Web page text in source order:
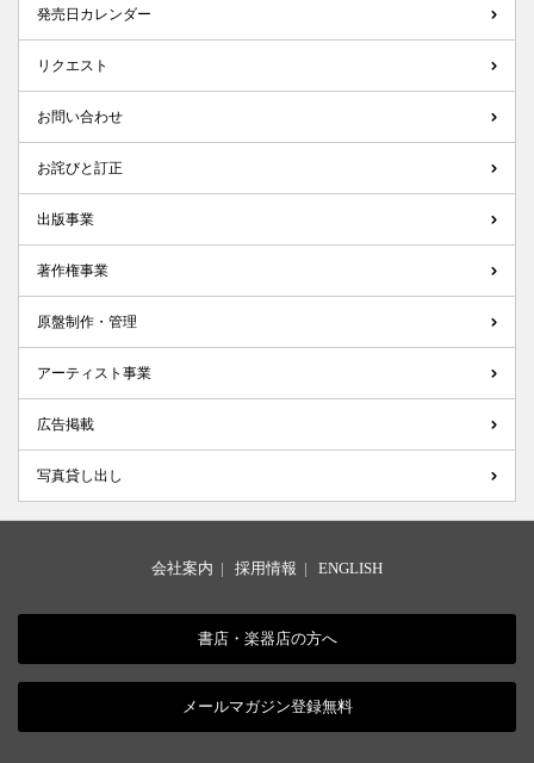
発売日カレンダー
リクエスト
お問い合わせ
お詫びと訂正
出版事業
著作権事業
原盤制作・管理
アーティスト事業
広告掲載
写真貸し出し
会社案内 | 採用情報 | ENGLISH
書店・楽器店の方へ
メールマガジン登録無料